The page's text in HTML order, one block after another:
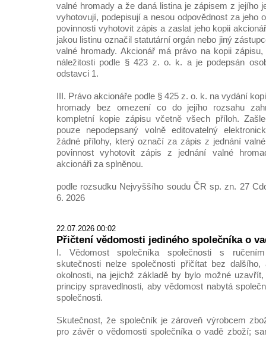
valné hromady a že daná listina je zápisem z jejího
vyhotovují, podepisují a nesou odpovědnost za jeho
povinnosti vyhotovit zápis a zaslat jeho kopii
jakou listinu označil statutární orgán nebo jiný
valné hromady. Akcionář má právo na kopii
náležitosti podle § 423 z. o. k. a je podepsán
odstavci 1.
III. Právo akcionáře podle § 425 z. o. k. na vydání
hromady bez omezení co do jejího rozsahu
kompletní kopie zápisu včetně všech příloh.
pouze nepodepsaný volně editovatelný
žádné přílohy, který označí za zápis z jednání
povinnost vyhotovit zápis z jednání valné
akcionáři za splněnou.
podle rozsudku Nejvyššího soudu ČR sp. zn. 27
6. 2026
22.07.2026 00:02
Přičtení vědomosti jediného společníka o
I. Vědomost společníka společnosti s
skutečnosti nelze společnosti přičítat bez
okolnosti, na jejichž základě by bylo možné
principy spravedlnosti, aby vědomost nabytá
společnosti.
Skutečnost, že společník je zároveň výrobcem
pro závěr o vědomosti společníka o vadě zboží;